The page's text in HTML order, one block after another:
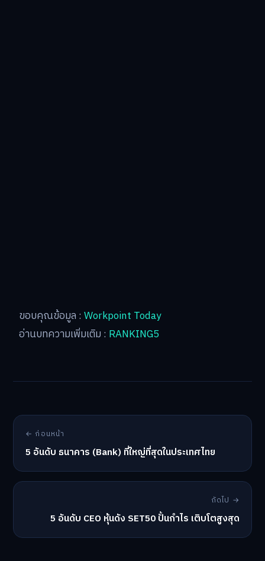
ขอบคุณข้อมูล : Workpoint Today
อ่านบทความเพิ่มเติม : RANKING5
← ก่อนหน้า
5 อันดับ ธนาคาร (Bank) ที่ใหญ่ที่สุดในประเทศไทย
ถัดไป →
5 อันดับ CEO หุ้นดัง SET50 ปั้นกำไร เติบโตสูงสุด